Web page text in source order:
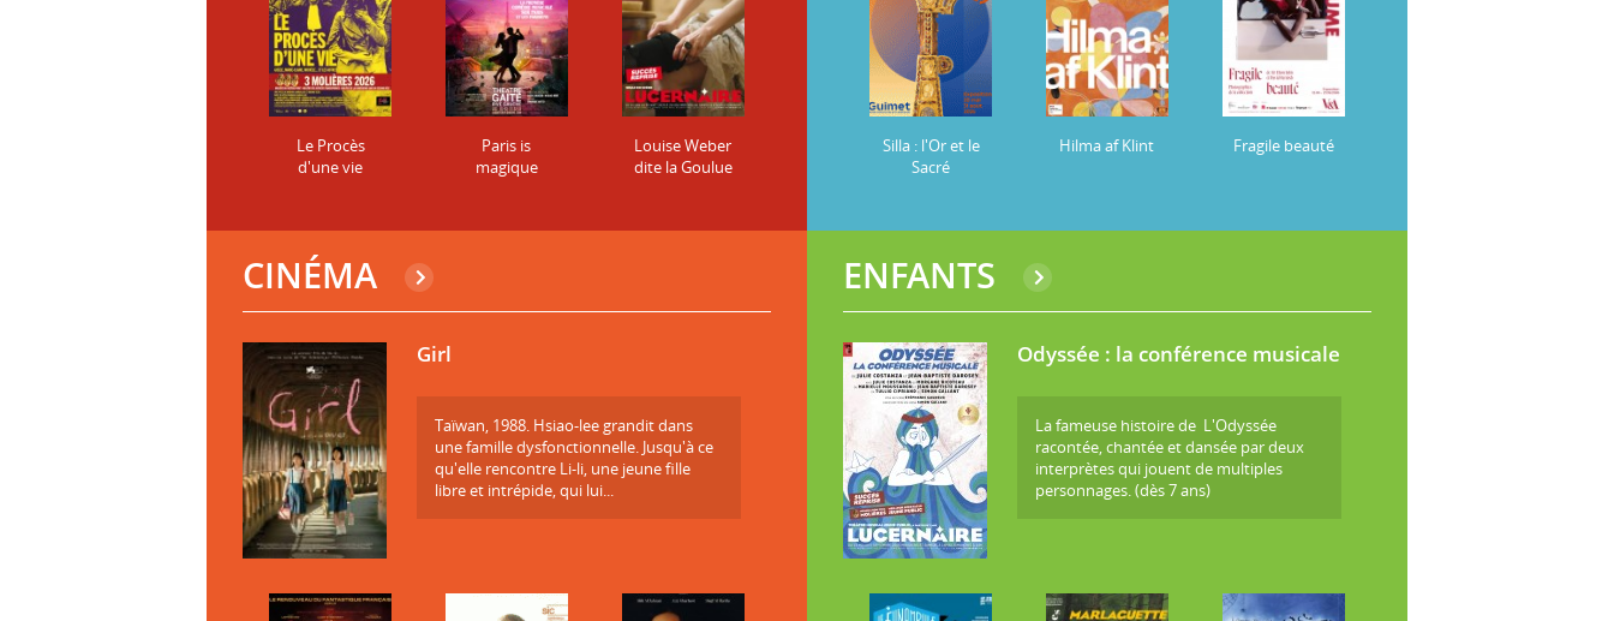
Le Procès
d'une vie
Paris is
magique
Louise Weber
dite la Goulue
Silla : l'Or et le
Sacré
Hilma af Klint Fragile beauté
CINÉMA
Girl
Taïwan, 1988. Hsiao-lee grandit dans
une famille dysfonctionnelle. Jusqu'à ce
qu'elle rencontre Li-li, une jeune fille
libre et intrépide, qui lui...
ENFANTS
Odyssée : la conférence musicale
La fameuse histoire de L'Odyssée
racontée, chantée et dansée par deux
interprètes qui jouent de multiples
personnages. (dès 7 ans)